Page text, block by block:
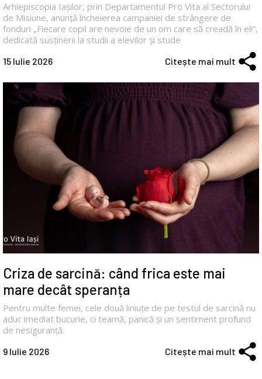
Arhiepiscopia Iașilor, prin Departamentul Pro Vita al Sectorului
de Misiune, anunță încheierea campaniei de strângere de
fonduri „Fiecare copil are nevoie de un om care să creadă în el!”,
dedicată susținerii la studii a elevilor și stude
15 Iulie 2026 Citește mai mult
Criza de sarcină: când frica este mai
mare decât speranța
Pentru multe femei, cele două liniuțe de pe testul de sarcină nu
aduc imediat bucurie, ci teamă, panică și un sentiment profund
de nesiguranță.
9 Iulie 2026 Citește mai mult